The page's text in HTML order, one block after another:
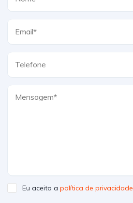
Eu aceito a política de privacidade